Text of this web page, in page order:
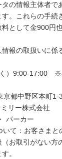
の情報主体者
。これらの手続
として金900円
報の取扱いに係
）9:00-17:00 ※
都中野区本町
リー株式会社
パーカー
て：お客さま
お取引がない
。